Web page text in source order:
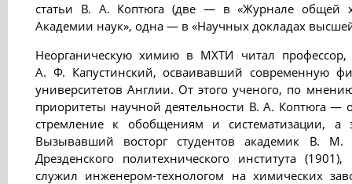
статьи В. А. Коптюга (две — в «Журнале общей
Академии наук», одна — в «Научных докладах
Неорганическую химию в МХТИ читал профессор,
А. Ф. Капустинский, осваивавший современную
университетов Англии. От этого ученого, по
приоритеты научной деятельности В. А. Коптюга —
стремление к обобщениям и систематизации, а
Вызывавший восторг студентов академик В.
Дрезденского политехнического института
служил инженером-технологом на химических